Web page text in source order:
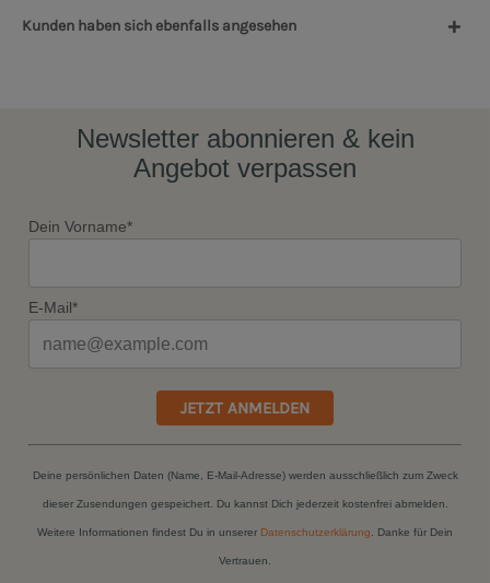
Kunden haben sich ebenfalls angesehen
Newsletter abonnieren & kein
Angebot verpassen
Dein Vorname*
E-Mail*
JETZT ANMELDEN
Deine persönlichen Daten (Name, E-Mail-Adresse) werden ausschließlich zum Zweck
dieser Zusendungen gespeichert. Du kannst Dich jederzeit kostenfrei abmelden.
Weitere Informationen findest Du in unserer Datenschutzerklärung . Danke für Dein
Vertrauen.